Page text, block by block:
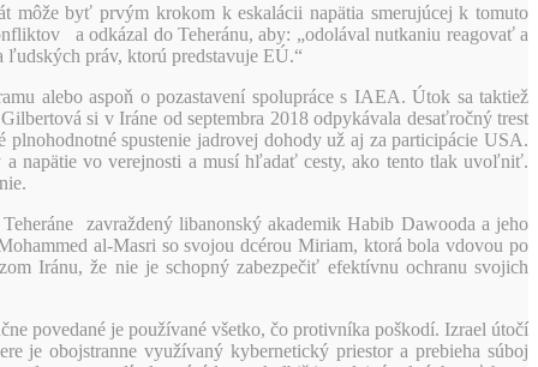
môže byť prvým krokom k eskalácii napätia smerujúcej k tomuto
a odkázal do Teheránu, aby: „odolával nutkaniu reagovať a
práv, ktorú predstavuje EÚ.“
alebo aspoň o pozastavení spolupráce s IAEA. Útok sa taktiež
si v Iráne od septembra 2018 odpykávala desaťročný trest
spustenie jadrovej dohody už aj za participácie USA.
napätie vo verejnosti a musí hľadať cesty, ako tento tlak uvoľniť.
zavraždený libanonský akademik Habib Dawooda a jeho
al-Masri so svojou dcérou Miriam, ktorá bola vdovou po
Iránu, že nie je schopný zabezpečiť efektívnu ochranu svojich
povedané je používané všetko, čo protivníka poškodí. Izrael útočí
je obojstranne využívaný kybernetický priestor a prebieha súboj